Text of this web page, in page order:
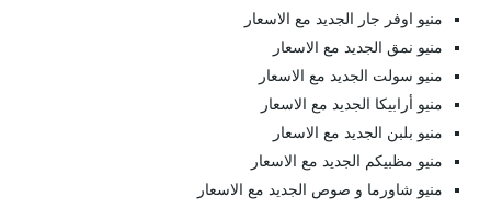
منيو اوفر جار الجديد مع الاسعار
منيو نمق الجديد مع الاسعار
منيو سولت الجديد مع الاسعار
منيو أرابيكا الجديد مع الاسعار
منيو بلبن الجديد مع الاسعار
منيو مظبيكم الجديد مع الاسعار
منيو شاورما و صوص الجديد مع الاسعار